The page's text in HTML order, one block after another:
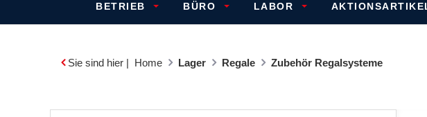
BETRIEB BÜRO LABOR
Sie sind hier | Home Lager Regale Zubehör Regalsysteme